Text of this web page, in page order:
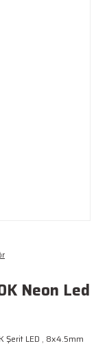
Neon Led
Şerit LED , 8x4.5mm